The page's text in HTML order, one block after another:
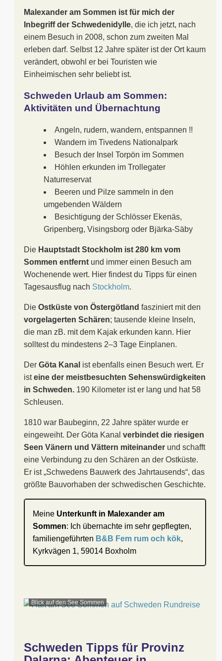
Malexander am Sommen ist für mich der
Inbegriff der Schwedenidylle, die ich jetzt, nach
einem Besuch in 2008, schon zum zweiten Mal
erleben darf. Selbst 12 Jahre später ist der Ort kaum
verändert, obwohl er bei Touristen wie
Einheimischen sehr beliebt ist.
Schweden Urlaub am Sommen:
Aktivitäten und Übernachtung
Angeln, rudern, wandern, entspannen !!
Wandern im Tivedens Nationalpark
Besuch der Insel Torpön im Sommen
Höhlen erkunden im Trollegater
Naturreservat
Beeren und Pilze sammeln in den
umgebenden Wäldern
Besichtigung der Schlösser Ekenäs,
Gripenberg, Visingsborg oder Bjärka-Säby
Die Hauptstadt Stockholm ist 280 km vom
Sommen entfernt und immer einen Besuch am
Wochenende wert. Hier findest du Tipps für einen
Tagesausflug nach Stockholm.
Die Ostküste von Östergötland fasziniert mit den
vorgelagerten Schären; tausende kleine Inseln,
die man zB. mit dem Kajak erkunden kann. Hier
solltest du mindestens 2–3 Tage Einplanen.
Der Göta Kanal ist ebenfalls einen Besuch wert. Er
isteine der meistbesuchten Sehenswürdigkeiten
in Schweden. 190 Kilometer ist er lang und hat 58
Schleusen.
1810 war Baubeginn, 22 Jahre später wurde er
eingeweiht. Der Göta Kanal verbindet die riesigen
Seen Vänern und Vättern miteinander und schafft
eine Verbindung zu den Schären an der Ostküste.
Er ist „Schwedens Bauwerk des Jahrtausends“, das
größte Bauvorhaben der schwedischen Geschichte.
Meine Unterkunft in Malexander am
Sommen: Ich übernachte im sehr gepflegten,
familiengeführten B&B Fem rum och kök,
Kyrkvägen 1, 59014 Boxholm
Blick auf den See Sommen
Schweden Tipps für Provinz